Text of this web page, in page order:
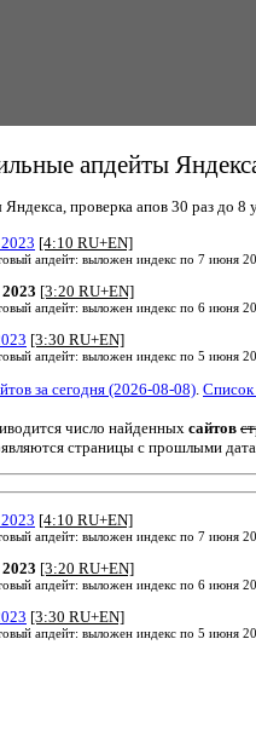
апдейты
проверка апов 30 раз до 8
[4:10 RU+EN]
апдейт: выложен индекс по 7 июня
[3:20 RU+EN]
апдейт: выложен индекс по 6 июня
[3:30 RU+EN]
апдейт: выложен индекс по 5 июня
за сегодня (2026-08-08) Список
число найденных сайтов
страницы с прошлыми
[4:10 RU+EN]
апдейт: выложен индекс по 7 июня
[3:20 RU+EN]
апдейт: выложен индекс по 6 июня
[3:30 RU+EN]
апдейт: выложен индекс по 5 июня